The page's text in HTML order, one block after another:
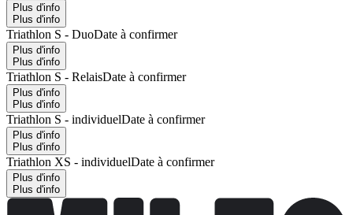
Plus d'info
Plus d'info
Triathlon S - DuoDate à confirmer
Plus d'info
Plus d'info
Triathlon S - RelaisDate à confirmer
Plus d'info
Plus d'info
Triathlon S - individuelDate à confirmer
Plus d'info
Plus d'info
Triathlon XS - individuelDate à confirmer
Plus d'info
Plus d'info